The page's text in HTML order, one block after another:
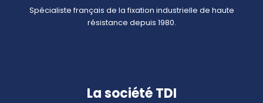
Spécialiste français de la fixation industrielle de haute
résistance depuis 1980.
La société TDI